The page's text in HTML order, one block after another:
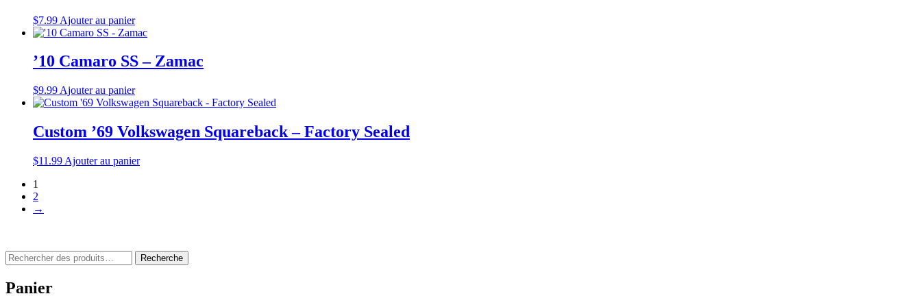
$7.99 Ajouter au panier
’10 Camaro SS – Zamac
$9.99 Ajouter au panier
Custom ’69 Volkswagen Squareback – Factory Sealed
$11.99 Ajouter au panier
1
2
→
Rechercher
:
Recherche
Panier